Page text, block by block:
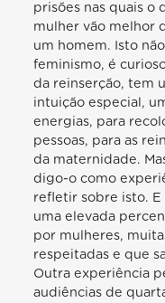
prisões nas quais o
mulher vão melhor
um homem. Isto
feminismo, é
da reinserção, tem
intuição especial,
energias, para
pessoas, para as
da maternidade.
digo-o como
refletir sobre isto. E
uma elevada
por mulheres,
respeitadas e que
Outra experiência
audiências de